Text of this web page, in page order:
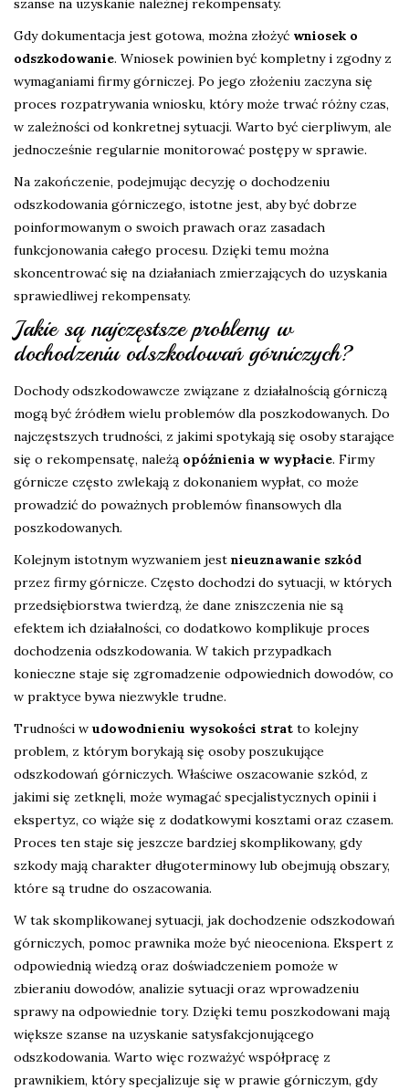
szanse na uzyskanie należnej rekompensaty.
Gdy dokumentacja jest gotowa, można złożyć wniosek o
odszkodowanie. Wniosek powinien być kompletny i zgodny z
wymaganiami firmy górniczej. Po jego złożeniu zaczyna się
proces rozpatrywania wniosku, który może trwać różny czas,
w zależności od konkretnej sytuacji. Warto być cierpliwym, ale
jednocześnie regularnie monitorować postępy w sprawie.
Na zakończenie, podejmując decyzję o dochodzeniu
odszkodowania górniczego, istotne jest, aby być dobrze
poinformowanym o swoich prawach oraz zasadach
funkcjonowania całego procesu. Dzięki temu można
skoncentrować się na działaniach zmierzających do uzyskania
sprawiedliwej rekompensaty.
Jakie są najczęstsze problemy w
dochodzeniu odszkodowań górniczych?
Dochody odszkodowawcze związane z działalnością górniczą
mogą być źródłem wielu problemów dla poszkodowanych. Do
najczęstszych trudności, z jakimi spotykają się osoby starające
się o rekompensatę, należą opóźnienia w wypłacie. Firmy
górnicze często zwlekają z dokonaniem wypłat, co może
prowadzić do poważnych problemów finansowych dla
poszkodowanych.
Kolejnym istotnym wyzwaniem jest nieuznawanie szkód
przez firmy górnicze. Często dochodzi do sytuacji, w których
przedsiębiorstwa twierdzą, że dane zniszczenia nie są
efektem ich działalności, co dodatkowo komplikuje proces
dochodzenia odszkodowania. W takich przypadkach
konieczne staje się zgromadzenie odpowiednich dowodów, co
w praktyce bywa niezwykle trudne.
Trudności w udowodnieniu wysokości strat to kolejny
problem, z którym borykają się osoby poszukujące
odszkodowań górniczych. Właściwe oszacowanie szkód, z
jakimi się zetknęli, może wymagać specjalistycznych opinii i
ekspertyz, co wiąże się z dodatkowymi kosztami oraz czasem.
Proces ten staje się jeszcze bardziej skomplikowany, gdy
szkody mają charakter długoterminowy lub obejmują obszary,
które są trudne do oszacowania.
W tak skomplikowanej sytuacji, jak dochodzenie odszkodowań
górniczych, pomoc prawnika może być nieoceniona. Ekspert z
odpowiednią wiedzą oraz doświadczeniem pomoże w
zbieraniu dowodów, analizie sytuacji oraz wprowadzeniu
sprawy na odpowiednie tory. Dzięki temu poszkodowani mają
większe szanse na uzyskanie satysfakcjonującego
odszkodowania. Warto więc rozważyć współpracę z
prawnikiem, który specjalizuje się w prawie górniczym, gdy